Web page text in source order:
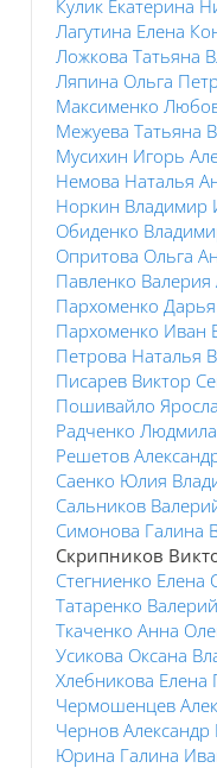
Кулик Екатерина
Лагутина Елена
Ложкова Татьяна
Ляпина Ольга
Максименко
Межуева Татьяна
Мусихин Игорь
Немова Наталья
Норкин Владимир
Обиденко
Опритова Ольга
Павленко Валерия
Пархоменко
Пархоменко Иван
Петрова Наталья
Писарев Виктор
Пошивайло
Радченко
Решетов
Саенко Юлия
Сальников
Симонова Галина
Скрипников
Стегниенко Елена
Татаренко
Ткаченко Анна
Усикова Оксана
Хлебникова Елена
Чермошенцев
Чернов Александр
Юрина Галина